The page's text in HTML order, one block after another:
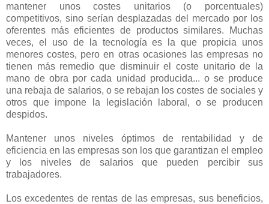
mantener unos costes unitarios (o porcentuales)
competitivos, sino serían desplazadas del mercado por los
oferentes más eficientes de productos similares. Muchas
veces, el uso de la tecnología es la que propicia unos
menores costes, pero en otras ocasiones las empresas no
tienen más remedio que disminuir el coste unitario de la
mano de obra por cada unidad producida... o se produce
una rebaja de salarios, o se rebajan los costes de sociales y
otros que impone la legislación laboral, o se producen
despidos.
Mantener unos niveles óptimos de rentabilidad y de
eficiencia en las empresas son los que garantizan el empleo
y los niveles de salarios que pueden percibir sus
trabajadores.
Los excedentes de rentas de las empresas, sus beneficios,